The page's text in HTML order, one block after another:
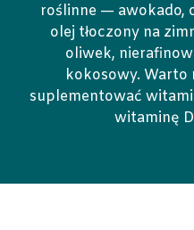
roślinne — awokado,
olej tłoczony na
oliwek,
kokosowy. Warto
suplementować
witaminę